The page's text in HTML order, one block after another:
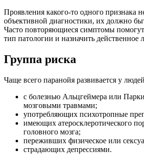
Проявления какого-то одного признака
объективной диагностики, их должно
Часто повторяющиеся симптомы
тип патологии и назначить действенное
Группа риска
Чаще всего паранойя развивается у
с болезнью Альцгеймера или
мозговыми травмами;
употребляющих психотропные
имеющих атеросклеротического
головного мозга;
переживших физическое или
страдающих депрессиями.